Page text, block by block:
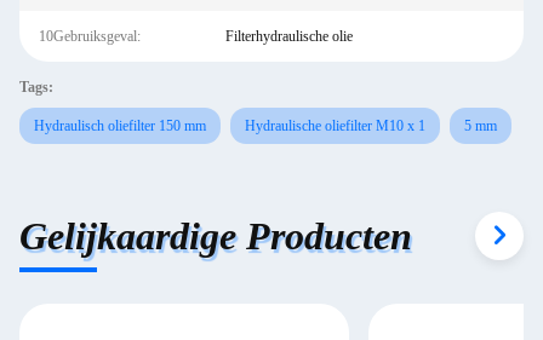
10Gebruiksgeval: Filterhydraulische olie
Tags:
Hydraulisch oliefilter 150 mm Hydraulische oliefilter M10 x 1 5 mm
Gelijkaardige Producten